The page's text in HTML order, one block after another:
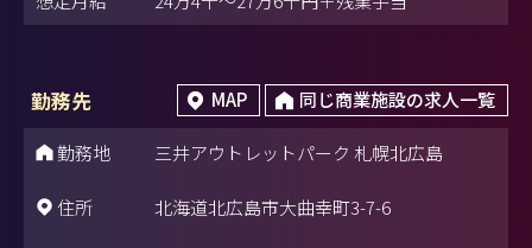
勤務先 MAP 同じ商業施設の求人一覧
勤務地 三井アウトレットパーク 札幌北広島
住所 北海道北広島市大曲幸町3-7-6